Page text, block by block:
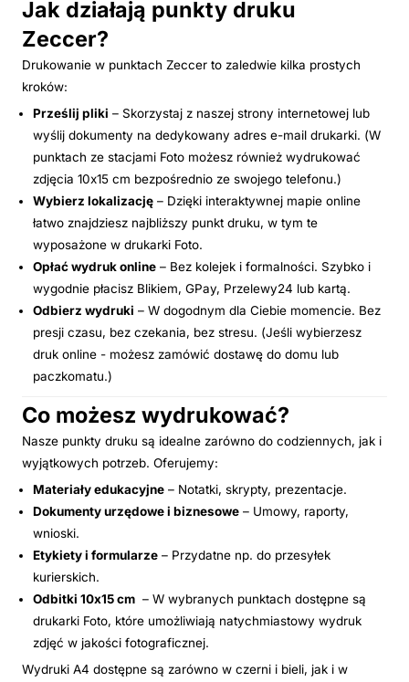
Jak działają punkty druku
Zeccer?
Drukowanie w punktach Zeccer to zaledwie kilka prostych
kroków:
Prześlij pliki – Skorzystaj z naszej strony internetowej lub
wyślij dokumenty na dedykowany adres e-mail drukarki. (W
punktach ze stacjami Foto możesz również wydrukować
zdjęcia 10x15 cm bezpośrednio ze swojego telefonu.)
Wybierz lokalizację – Dzięki interaktywnej mapie online
łatwo znajdziesz najbliższy punkt druku, w tym te
wyposażone w drukarki Foto.
Opłać wydruk online – Bez kolejek i formalności. Szybko i
wygodnie płacisz Blikiem, GPay, Przelewy24 lub kartą.
Odbierz wydruki – W dogodnym dla Ciebie momencie. Bez
presji czasu, bez czekania, bez stresu. (Jeśli wybierzesz
druk online - możesz zamówić dostawę do domu lub
paczkomatu.)
Co możesz wydrukować?
Nasze punkty druku są idealne zarówno do codziennych, jak i
wyjątkowych potrzeb. Oferujemy:
Materiały edukacyjne – Notatki, skrypty, prezentacje.
Dokumenty urzędowe i biznesowe – Umowy, raporty,
wnioski.
Etykiety i formularze – Przydatne np. do przesyłek
kurierskich.
Odbitki 10x15 cm – W wybranych punktach dostępne są
drukarki Foto, które umożliwiają natychmiastowy wydruk
zdjęć w jakości fotograficznej.
Wydruki A4 dostępne są zarówno w czerni i bieli, jak i w